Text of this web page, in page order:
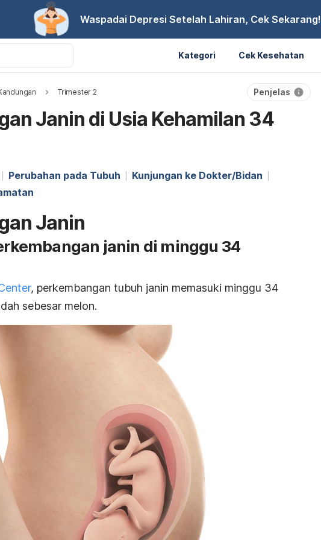
Waspadai Depresi Setelah Lahiran, Cek Sekarang!
Kategori Cek Kesehatan
Trimester 2 Penjelas
Janin di Usia Kehamilan 34
Perubahan pada Tubuh
Kunjungan ke Dokter/Bidan
Janin
janin di minggu 34
, perkembangan tubuh janin memasuki minggu 34
sebesar melon.